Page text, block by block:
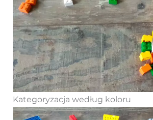
Kategoryzacja według koloru